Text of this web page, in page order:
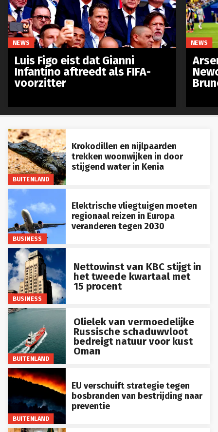
BUITENLAND
Krokodillen en nijlpaarden
trekken woonwijken in door
stijgend water in Kenia
BUSINESS
Elektrische vliegtuigen moeten
regionaal reizen in Europa
veranderen tegen 2030
BUSINESS
Nettowinst van KBC stijgt in
het tweede kwartaal met
15 procent
BUITENLAND
Olielek van vermoedelijke
Russische schaduwvloot
bedreigt natuur voor kust
Oman
BUITENLAND
EU verschuift strategie tegen
bosbranden van bestrijding naar
preventie
NEWS
Luis Figo eist dat Gianni
Infantino aftreedt als FIFA-
voorzitter
NEWS